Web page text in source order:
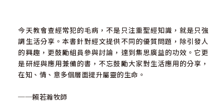
今天教會查經常犯的毛病，不是只注重聖經知識，就是只強
調生活分享。本書針對經文提供不同的優質問題，除引發人
的興趣，更鼓勵組員參與討論，達到集思廣益的功效。它更
是研經與應用兼備的書，不忘鼓勵大家對生活應用的分享，
在知、情、意多個層面提升屬靈的生命。
──賴若瀚牧師